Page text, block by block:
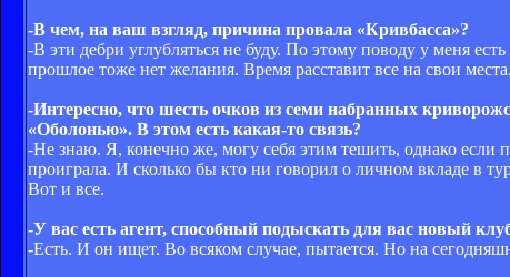
-В чем, на ваш взгляд, причина провала «Кривбасса»?
-В эти дебри углубляться не буду. По этому поводу у меня
прошлое тоже нет желания. Время расставит все на свои места.
-Интересно, что шесть очков из семи набранных
«Оболонью». В этом есть какая-то связь?
-Не знаю. Я, конечно же, могу себя этим тешить, однако если
проиграла. И сколько бы кто ни говорил о личном вкладе в
Вот и все.
-У вас есть агент, способный подыскать для вас новый
-Есть. И он ищет. Во всяком случае, пытается. Но на